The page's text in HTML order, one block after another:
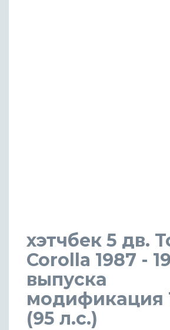
хэтчбек 5 дв.
Corolla 1987 -
выпуска
модификация
(95 л.с.)